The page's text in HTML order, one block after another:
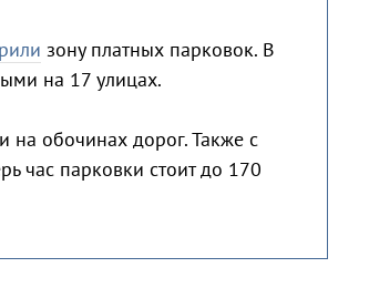
зону платных парковок. В
на 17 улицах.
на обочинах дорог. Также с
час парковки стоит до 170